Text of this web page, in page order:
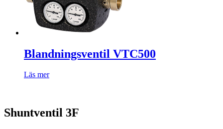
Blandningsventil VTC500
Läs mer
Shuntventil 3F